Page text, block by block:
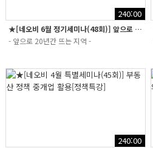
240:00
★[네오비 6월 정기세미나(48회)] 앞으로 20년간 뜨는 지역? (2040 국토종...
- 앞으로 20년간 뜨는 지역 -
240:00